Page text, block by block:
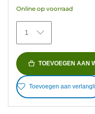
sterren.
70
beoordelingen
Online op voorraad
1
TOEVOEGEN AAN
Toevoegen aan